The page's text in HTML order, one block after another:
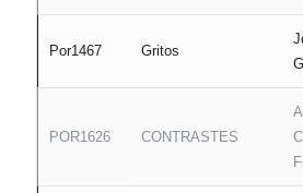
Por1467 Gritos
POR1626 CONTRASTES